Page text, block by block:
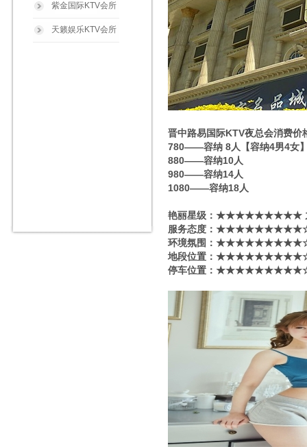
紫金国际KTV会所
天籁娱乐KTV会所
晋中路易国际KTV夜总会消费价
780——容纳 8人【容纳4男4女
880——容纳10人
980——容纳14人
1080——容纳18人
艳丽星级​‌‌：★★★★★★★★★
服务态度：★★★★★★★★★☆
环境氛围：★★★★★★★★★☆
地段位置：★★★★★★★★★☆
停车位置：★★★★★★★★★☆